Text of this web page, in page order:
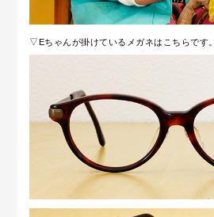
▽Eちゃんが掛けているメガネはこちらです。